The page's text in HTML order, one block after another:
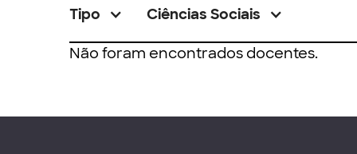
Tipo Ciências Sociais
Não foram encontrados docentes.